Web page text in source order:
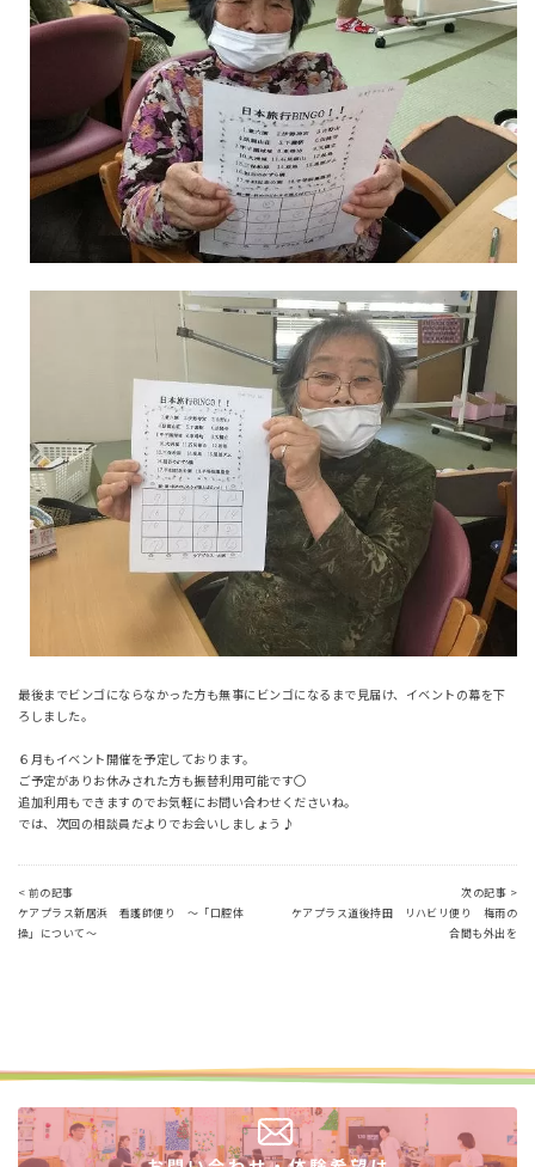
最後までビンゴにならなかった方も無事にビンゴになるまで見届け、イベントの幕を下
ろしました。
６月もイベント開催を予定しております。
ご予定がありお休みされた方も振替利用可能です〇
追加利用もできますのでお気軽にお問い合わせくださいね。
では、次回の相談員だよりでお会いしましょう♪
< 前の記事
ケアプラス新居浜 看護師便り ～「口腔体
操」について～
次の記事 >
ケアプラス道後持田 リハビリ便り 梅雨の
合間も外出を